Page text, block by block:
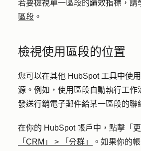
若要檢視單一區段的績效指標，請
區段 。
檢視使用區段的位置
您可以在其他 HubSpot 工具中使
源。例如，使用區段自動執行工作
發送行銷電子郵件給某一區段的聯
在你的 HubSpot 帳戶中，點擊 「
「CRM」
> 「分群」 。如果你的